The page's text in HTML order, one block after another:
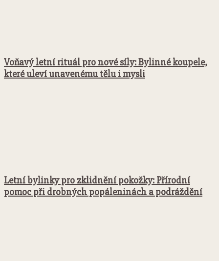
Voňavý letní rituál pro nové síly: Bylinné koupele,
které uleví unavenému tělu i mysli
Letní bylinky pro zklidnění pokožky: Přírodní
pomoc při drobných popáleninách a podráždění